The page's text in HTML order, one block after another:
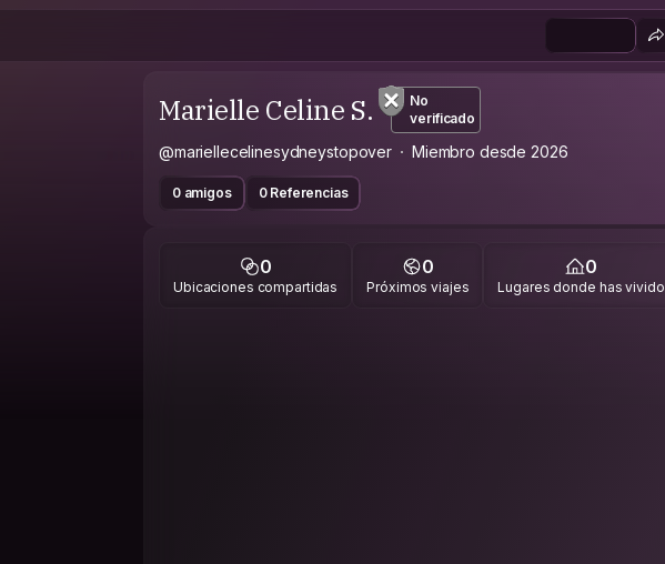
Marielle Celine S.
No
verificado
@mariellecelinesydneystopover Miembro desde 2026
0 amigos 0 Referencias
0
Ubicaciones compartidas
0
Próximos viajes
0
Lugares donde has vivido